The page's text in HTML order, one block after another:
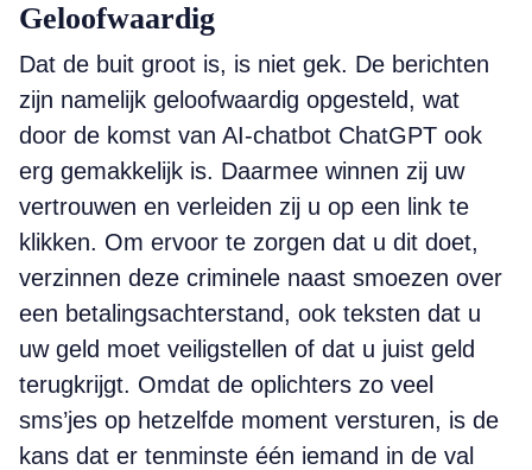
Geloofwaardig
Dat de buit groot is, is niet gek. De berichten
zijn namelijk geloofwaardig opgesteld, wat
door de komst van AI-chatbot ChatGPT ook
erg gemakkelijk is. Daarmee winnen zij uw
vertrouwen en verleiden zij u op een link te
klikken. Om ervoor te zorgen dat u dit doet,
verzinnen deze criminele naast smoezen over
een betalingsachterstand, ook teksten dat u
uw geld moet veiligstellen of dat u juist geld
terugkrijgt. Omdat de oplichters zo veel
sms’jes op hetzelfde moment versturen, is de
kans dat er tenminste één iemand in de val